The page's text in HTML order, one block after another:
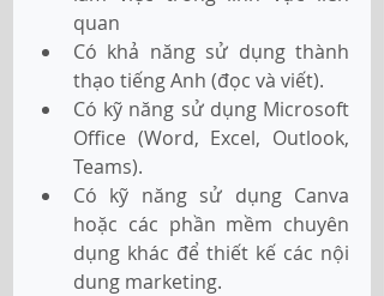
quan
Có khả năng sử dụng thành
thạo tiếng Anh (đọc và viết).
Có kỹ năng sử dụng Microsoft
Office (Word, Excel, Outlook,
Teams).
Có kỹ năng sử dụng Canva
hoặc các phần mềm chuyên
dụng khác để thiết kế các nội
dung marketing.